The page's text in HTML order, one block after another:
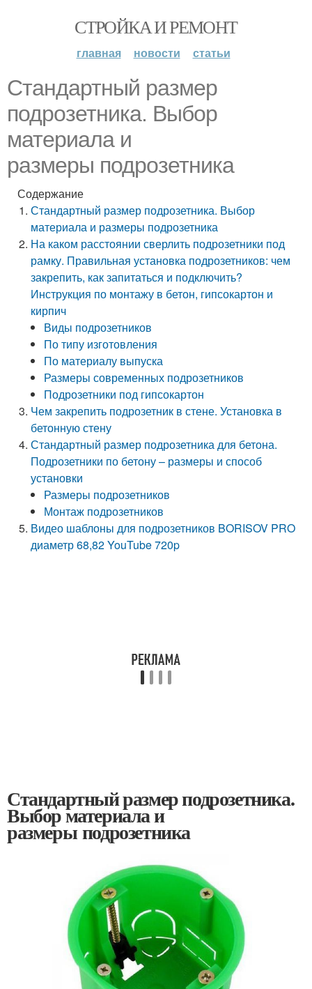
СТРОЙКА И РЕМОНТ
главная новости статьи
Стандартный размер
подрозетника. Выбор
материала и
размеры подрозетника
Содержание
Стандартный размер подрозетника. Выбор
материала и размеры подрозетника
На каком расстоянии сверлить подрозетники под
рамку. Правильная установка подрозетников: чем
закрепить, как запитаться и подключить?
Инструкция по монтажу в бетон, гипсокартон и
кирпич
Виды подрозетников
По типу изготовления
По материалу выпуска
Размеры современных подрозетников
Подрозетники под гипсокартон
Чем закрепить подрозетник в стене. Установка в
бетонную стену
Стандартный размер подрозетника для бетона.
Подрозетники по бетону – размеры и способ
установки
Размеры подрозетников
Монтаж подрозетников
Видео шаблоны для подрозетников BORISOV PRO
диаметр 68,82 YouTube 720p
Стандартный размер подрозетника.
Выбор материала и
размеры подрозетника